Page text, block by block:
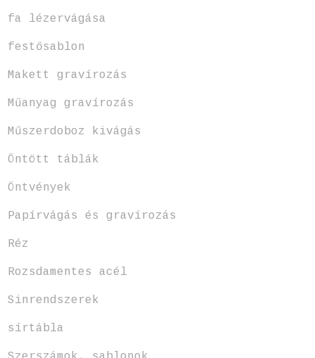
fa lézervágása
festősablon
Makett gravírozás
Műanyag gravírozás
Műszerdoboz kivágás
Öntött táblák
Öntvények
Papírvágás és gravírozás
Réz
Rozsdamentes acél
Sinrendszerek
sírtábla